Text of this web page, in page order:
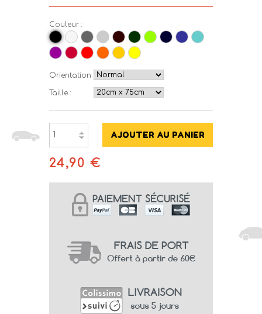
Couleur :
Orientation :
Taille :
24,90 €